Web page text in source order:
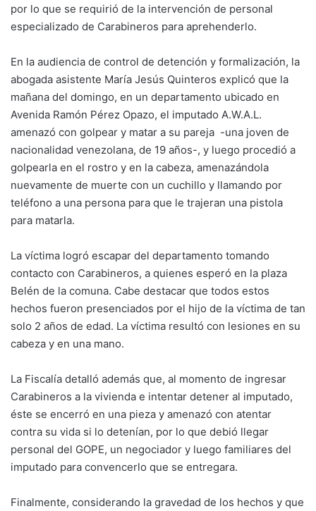
por lo que se requirió de la intervención de personal
especializado de Carabineros para aprehenderlo.
En la audiencia de control de detención y formalización, la
abogada asistente María Jesús Quinteros explicó que la
mañana del domingo, en un departamento ubicado en
Avenida Ramón Pérez Opazo, el imputado A.W.A.L.
amenazó con golpear y matar a su pareja -una joven de
nacionalidad venezolana, de 19 años-, y luego procedió a
golpearla en el rostro y en la cabeza, amenazándola
nuevamente de muerte con un cuchillo y llamando por
teléfono a una persona para que le trajeran una pistola
para matarla.
La víctima logró escapar del departamento tomando
contacto con Carabineros, a quienes esperó en la plaza
Belén de la comuna. Cabe destacar que todos estos
hechos fueron presenciados por el hijo de la víctima de tan
solo 2 años de edad. La víctima resultó con lesiones en su
cabeza y en una mano.
La Fiscalía detalló además que, al momento de ingresar
Carabineros a la vivienda e intentar detener al imputado,
éste se encerró en una pieza y amenazó con atentar
contra su vida si lo detenían, por lo que debió llegar
personal del GOPE, un negociador y luego familiares del
imputado para convencerlo que se entregara.
Finalmente, considerando la gravedad de los hechos y que